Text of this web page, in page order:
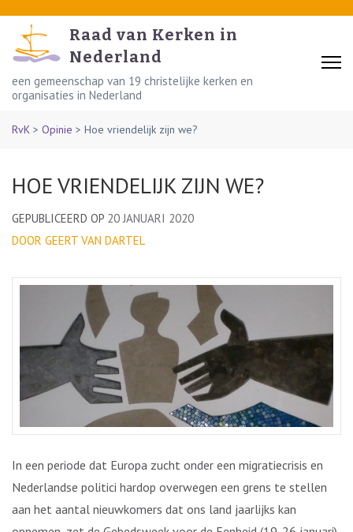
content
(Press
Enter)
Raad van Kerken in
Nederland
een gemeenschap van 19 christelijke kerken en
organisaties in Nederland
RvK > Opinie > Hoe vriendelijk zijn we?
HOE VRIENDELIJK ZIJN WE?
GEPUBLICEERD OP 20 JANUARI 2020
DOOR GEERT VAN DARTEL
In een periode dat Europa zucht onder een migratiecrisis en
Nederlandse politici hardop overwegen een grens te stellen
aan het aantal nieuwkomers dat ons land jaarlijks kan